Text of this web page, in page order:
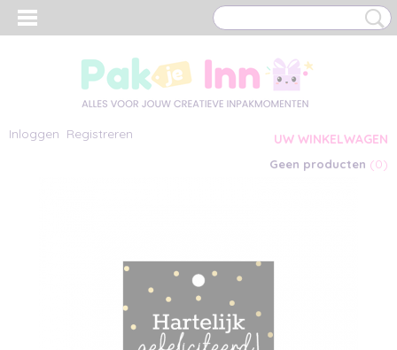
Inloggen Registreren UW WINKELWAGEN
Geen producten (0)